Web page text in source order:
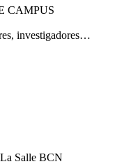
CAMPUS
investigadores…
La Salle BCN